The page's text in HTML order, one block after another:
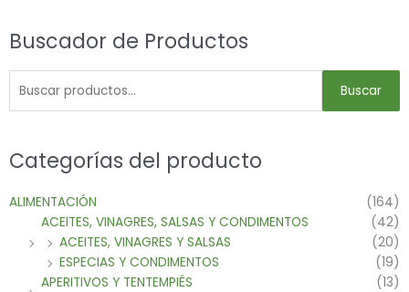
Buscador de Productos
Buscar
Categorías del producto
ALIMENTACIÓN
(164)
ACEITES, VINAGRES, SALSAS Y CONDIMENTOS
(42)
ACEITES, VINAGRES Y SALSAS
(20)
ESPECIAS Y CONDIMENTOS
(19)
APERITIVOS Y TENTEMPIÉS
(13)